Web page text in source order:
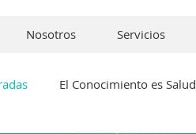
Nosotros Servicios
El Conocimiento es Salud